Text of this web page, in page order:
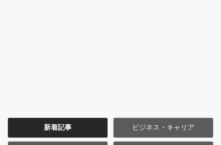
新着記事 ビジネス・キャリア